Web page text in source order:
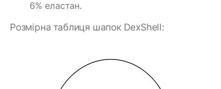
6% еластан.
Розмірна таблиця шапок DexShell: